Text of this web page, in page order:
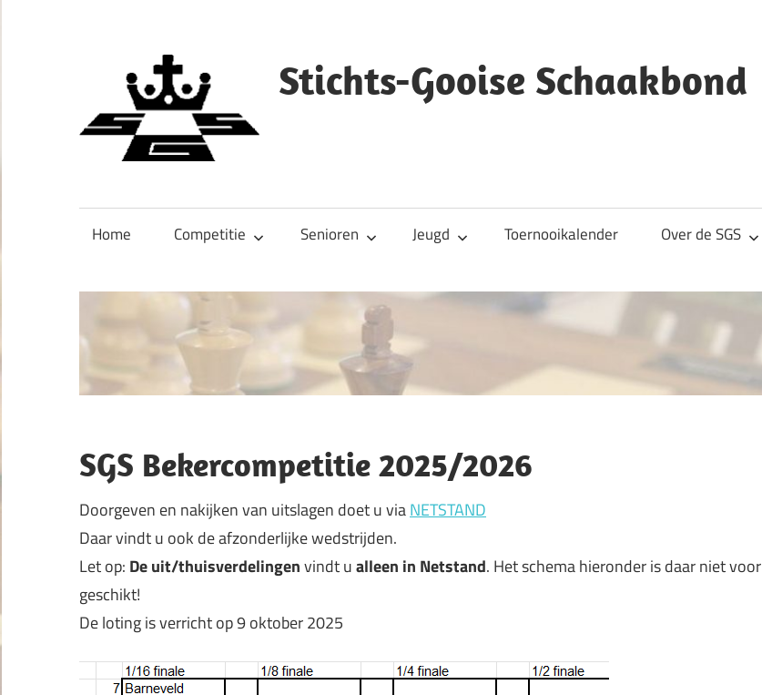
Stichts-Gooise Schaakbond
Home Competitie Senioren Jeugd Toernooikalender Over de SGS
SGS Bekercompetitie 2025/2026
Doorgeven en nakijken van uitslagen doet u viaNETSTAND
Daar vindt u ook de afzonderlijke wedstrijden.
Let op: De uit/thuisverdelingenvindt ualleen in Netstand. Het schema hieronder is daar niet voor
geschikt!
De loting is verricht op 9 oktober 2025